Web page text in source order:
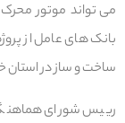
می‌تواند موتور
بانک های عامل از
ساخت و ساز در استان
رییس شورای